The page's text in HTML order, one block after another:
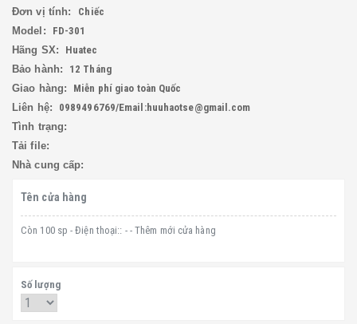
Đơn vị tính:
Chiếc
Model:
FD-301
Hãng SX:
Huatec
Bảo hành:
12 Tháng
Giao hàng:
Miễn phí giao toàn Quốc
Liên hệ:
0989496769/Email:huuhaotse@gmail.com
Tình trạng:
Tải file:
Nhà cung cấp:
Tên cửa hàng
Còn 100 sp - Điện thoại:: - - Thêm mới cửa hàng
Số lượng